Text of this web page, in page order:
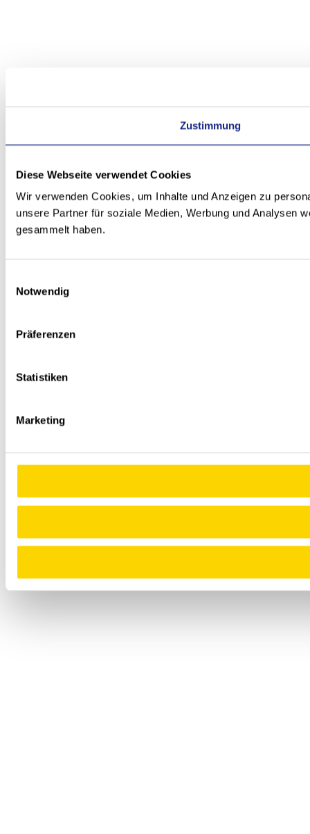
Zustimmung
Diese Webseite verwendet Cookies
Wir verwenden Cookies, um Inhalte und Anzeigen zu
unsere Partner für soziale Medien, Werbung und Analysen
gesammelt haben.
Notwendig
Präferenzen
Statistiken
Marketing